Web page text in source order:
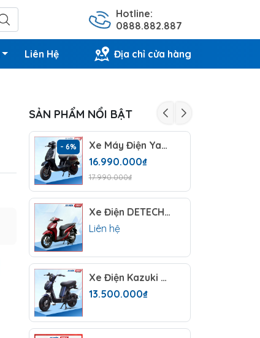
Hotline:
0888.882.887
Liên Hệ Địa chỉ cửa hàng
SẢN PHẨM NỔI BẬT
- 6%
Xe Máy Điện Yaka Lavia SX 2026 (60V -23AH) 5 Bình
16.990.000₫
17.990.000₫
Xe Điện DETECH MARINA
Liên hệ
Xe Điện Kazuki Ego
13.500.000₫